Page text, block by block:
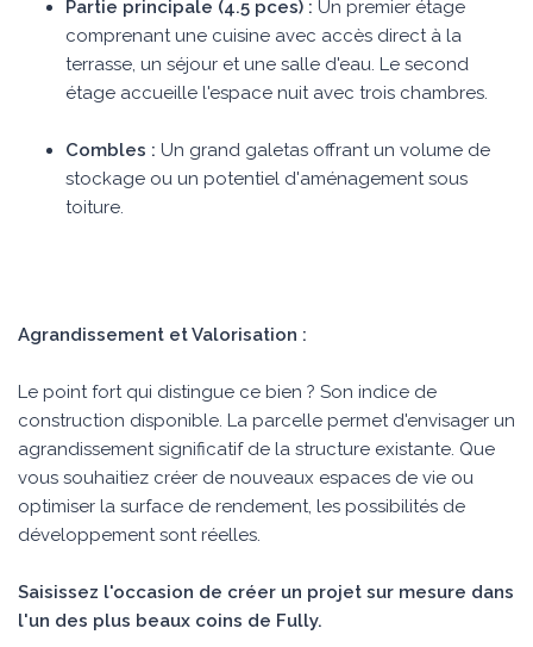
Partie principale (4.5 pces) : Un premier étage
comprenant une cuisine avec accès direct à la
terrasse, un séjour et une salle d'eau. Le second
étage accueille l'espace nuit avec trois chambres.
Combles : Un grand galetas offrant un volume de
stockage ou un potentiel d'aménagement sous
toiture.
Agrandissement et Valorisation :
Le point fort qui distingue ce bien ? Son indice de
construction disponible. La parcelle permet d'envisager un
agrandissement significatif de la structure existante. Que
vous souhaitiez créer de nouveaux espaces de vie ou
optimiser la surface de rendement, les possibilités de
développement sont réelles.
Saisissez l'occasion de créer un projet sur mesure dans
l'un des plus beaux coins de Fully.